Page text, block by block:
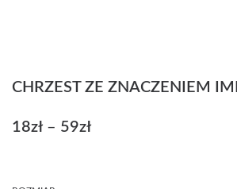
CHRZEST ZE ZNACZENIEM
18zł – 59zł